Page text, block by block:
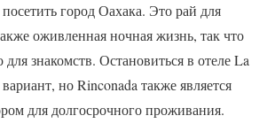
город Оахака. Это рай для
оживленная ночная жизнь, так что
для знакомств. Остановиться в отеле La
но Rinconada также является
для долгосрочного проживания.